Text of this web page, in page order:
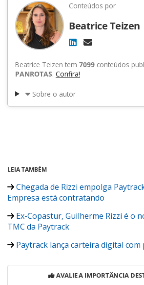
Conteúdos por
Beatrice Teizen
Beatrice Teizen tem 7099 conteúdos
PANROTAS. Confira!
Sobre o autor
LEIA TAMBÉM
Chegada de Rizzi empolga
Empresa está contratando
Ex-Copastur, Guilherme Rizzi é o
TMC da Paytrack
Paytrack lança carteira digital com
AVALIE A IMPORTÂNCIA